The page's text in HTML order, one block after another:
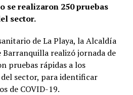
se realizaron 250 pruebas
sector.
de La Playa, la Alcaldía
realizó jornada de
pruebas rápidas a los
sector, para identificar
de COVID-19.